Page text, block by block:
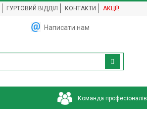
ГУРТОВИЙ ВІДДІЛ КОНТАКТИ АКЦІЇ!
Написати нам
Команда професіоналів